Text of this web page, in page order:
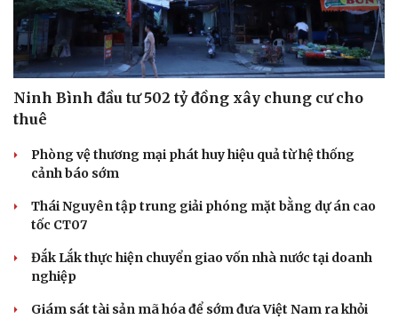
Ninh Bình đầu tư 502 tỷ đồng xây chung cư cho
thuê
Phòng vệ thương mại phát huy hiệu quả từ hệ thống
cảnh báo sớm
Thái Nguyên tập trung giải phóng mặt bằng dự án cao
tốc CT07
Đắk Lắk thực hiện chuyển giao vốn nhà nước tại doanh
nghiệp
Giám sát tài sản mã hóa để sớm đưa Việt Nam ra khỏi